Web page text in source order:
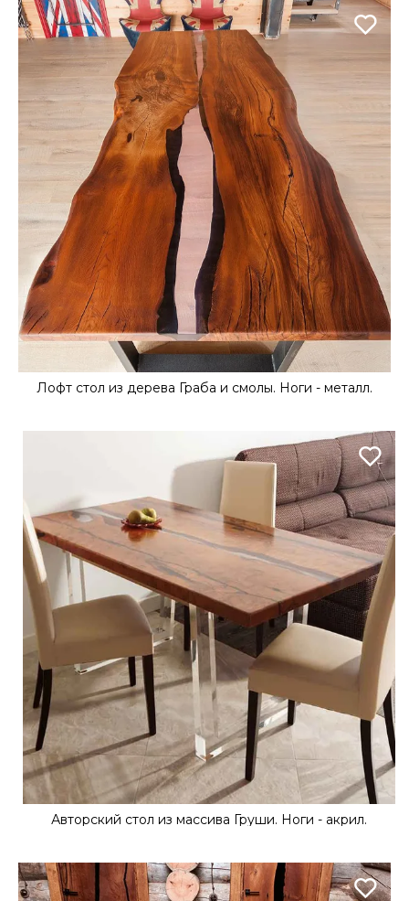
Лофт стол из дерева Граба и смолы. Ноги - металл.
Авторский стол из массива Груши. Ноги - акрил.